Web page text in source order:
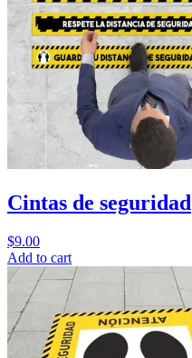
Cintas de seguridad
$9.00
Add to cart